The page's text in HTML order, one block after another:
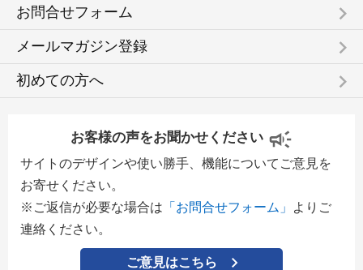
お問合せフォーム keyboard_arrow_right
メールマガジン登録 keyboard_arrow_right
初めての方へ keyboard_arrow_right
お客様の声をお聞かせください
サイトのデザインや使い勝手、機能についてご意見を
お寄せください。
※ご返信が必要な場合は 「お問合せフォーム」
よりご
連絡ください。
ご意見はこちら